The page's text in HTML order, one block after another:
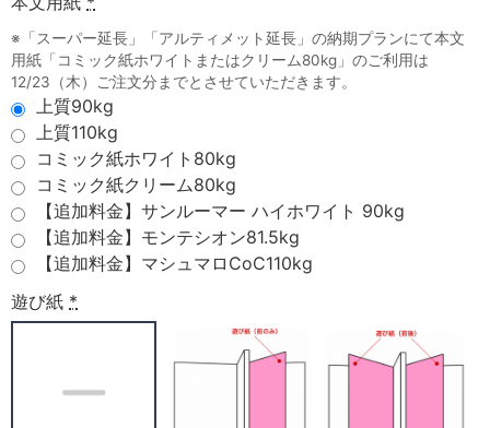
※「スーパー延長」「アルティメット延長」の納期プランにて本文
用紙「コミック紙ホワイトまたはクリーム80kg」のご利用は
12/23（木）ご注文分までとさせていただきます。
上質90kg
上質110kg
コミック紙ホワイト80kg
コミック紙クリーム80kg
【追加料金】サンルーマー ハイホワイト 90kg
【追加料金】モンテシオン81.5kg
【追加料金】マシュマロCoC110kg
遊び紙 *